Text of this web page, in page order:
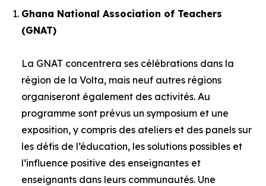
Ghana National Association of Teachers
(GNAT)
La GNAT concentrera ses célébrations dans la
région de la Volta, mais neuf autres régions
organiseront également des activités. Au
programme sont prévus un symposium et une
exposition, y compris des ateliers et des panels sur
les défis de l’éducation, les solutions possibles et
l’influence positive des enseignantes et
enseignants dans leurs communautés. Une